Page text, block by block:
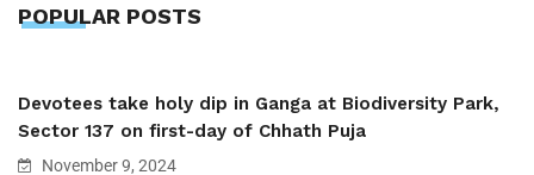
POPULAR POSTS
Devotees take holy dip in Ganga at Biodiversity Park,
Sector 137 on first-day of Chhath Puja
November 9, 2024